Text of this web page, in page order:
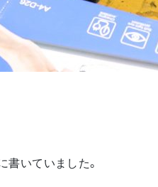
いていました。